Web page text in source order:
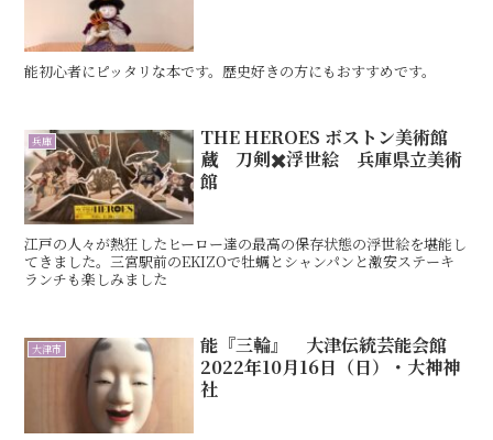
能初心者にピッタリな本です。歴史好きの方にもおすすめです。
兵庫
THE HEROES ボストン美術館
蔵 刀剣✖️浮世絵 兵庫県立美術
館
江戸の人々が熱狂したヒーロー達の最高の保存状態の浮世絵を堪能し
てきました。三宮駅前のEKIZOで牡蠣とシャンパンと激安ステーキ
ランチも楽しみました
大津市
能『三輪』 大津伝統芸能会館
2022年10月16日（日）・大神神
社